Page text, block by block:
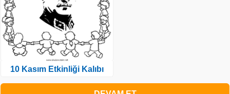
10 Kasım Etkinliği Kalıbı